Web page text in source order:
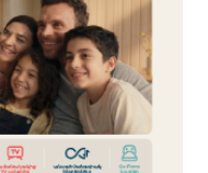
3 ժամ առաջ
է հեռու գնալ»
2 ժամ առաջ